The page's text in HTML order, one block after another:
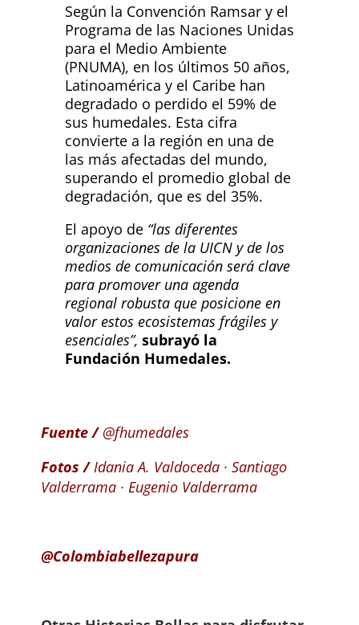
Según la Convención Ramsar y el
Programa de las Naciones Unidas
para el Medio Ambiente
(PNUMA), en los últimos 50 años,
Latinoamérica y el Caribe han
degradado o perdido el 59% de
sus humedales. Esta cifra
convierte a la región en una de
las más afectadas del mundo,
superando el promedio global de
degradación, que es del 35%.
El apoyo de “las diferentes
organizaciones de la UICN y de los
medios de comunicación será clave
para promover una agenda
regional robusta que posicione en
valor estos ecosistemas frágiles y
esenciales”, subrayó la
Fundación Humedales.
Fuente / @fhumedales
Fotos /Idania A. Valdoceda · Santiago
Valderrama · Eugenio Valderrama
@Colombiabellezapura